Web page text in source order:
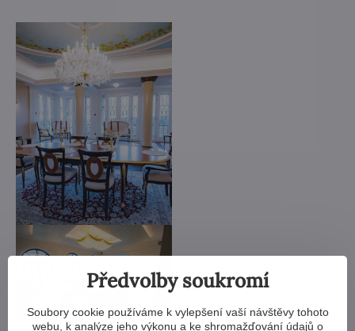
Předvolby soukromí
Soubory cookie používáme k vylepšení vaší návštěvy tohoto
webu, k analýze jeho výkonu a ke shromažďování údajů o